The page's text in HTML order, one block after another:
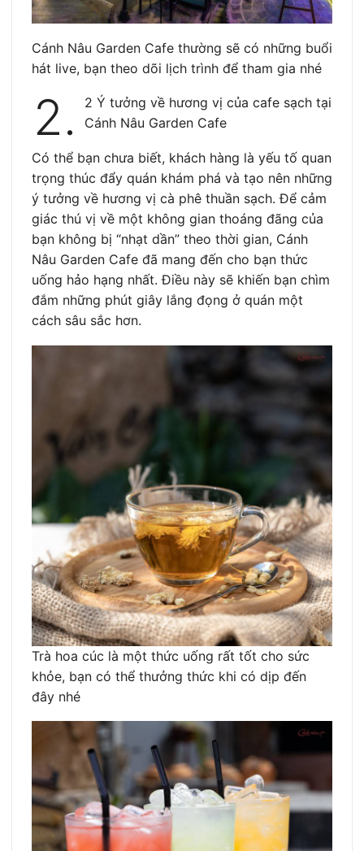
Cánh Nâu Garden Cafe thường sẽ có những buổi
hát live, bạn theo dõi lịch trình để tham gia nhé
2.
2 Ý tưởng về hương vị của cafe sạch tại
Cánh Nâu Garden Cafe
Có thể bạn chưa biết, khách hàng là yếu tố quan
trọng thúc đẩy quán khám phá và tạo nên những
ý tưởng về hương vị cà phê thuần sạch. Để cảm
giác thú vị về một không gian thoáng đãng của
bạn không bị “nhạt dần” theo thời gian, Cánh
Nâu Garden Cafe đã mang đến cho bạn thức
uống hảo hạng nhất. Điều này sẽ khiến bạn chìm
đắm những phút giây lắng đọng ở quán một
cách sâu sắc hơn.
Trà hoa cúc là một thức uống rất tốt cho sức
khỏe, bạn có thể thưởng thức khi có dịp đến
đây nhé